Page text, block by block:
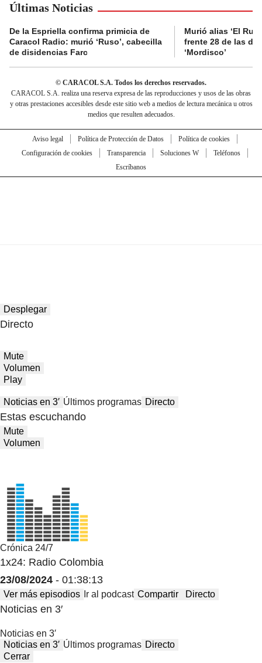
Últimas Noticias
De la Espriella confirma primicia de
Caracol Radio: murió ‘Ruso’, cabecilla
de disidencias Farc
Murió alias ‘El
frente 28 de las
‘Mordisco’
© CARACOL S.A. Todos los derechos reservados.
CARACOL S.A. realiza una reserva expresa de las reproducciones y usos de las obras
y otras prestaciones accesibles desde este sitio web a medios de lectura mecánica u otros
medios que resulten adecuados.
Aviso legal Política de Protección de Datos
Política de cookies
Configuración de cookies
Transparencia Soluciones W
Teléfonos
Escríbanos
Desplegar
Directo
Mute
Volumen
Play
Noticias en 3′ Últimos programas Directo
Estas escuchando
Mute
Volumen
Crónica 24/7
1x24: Radio Colombia
23/08/2024 - 01:38:13
Ver más episodios Ir al podcast Compartir Directo
Noticias en 3′
Noticias en 3′
Noticias en 3′ Últimos programas Directo
Cerrar